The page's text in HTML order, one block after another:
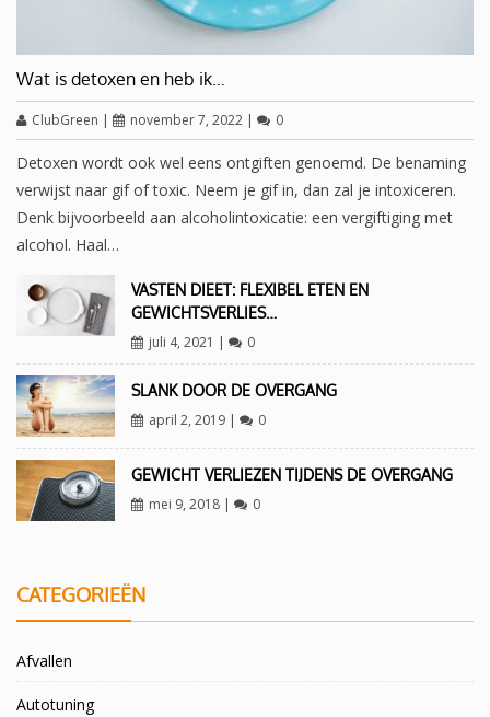
Wat is detoxen en heb ik…
ClubGreen | november 7, 2022 | 0
Detoxen wordt ook wel eens ontgiften genoemd. De benaming
verwijst naar gif of toxic. Neem je gif in, dan zal je intoxiceren.
Denk bijvoorbeeld aan alcoholintoxicatie: een vergiftiging met
alcohol. Haal…
VASTEN DIEET: FLEXIBEL ETEN EN
GEWICHTSVERLIES…
juli 4, 2021 | 0
SLANK DOOR DE OVERGANG
april 2, 2019| 0
GEWICHT VERLIEZEN TIJDENS DE OVERGANG
mei 9, 2018| 0
CATEGORIEËN
Afvallen
Autotuning